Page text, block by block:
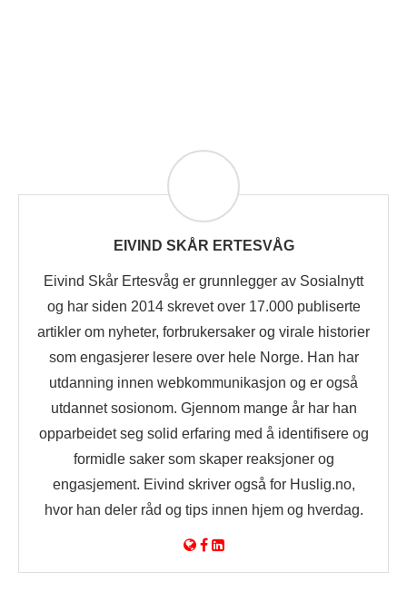
EIVIND SKÅR ERTESVÅG
Eivind Skår Ertesvåg er grunnlegger av Sosialnytt
og har siden 2014 skrevet over 17.000 publiserte
artikler om nyheter, forbrukersaker og virale historier
som engasjerer lesere over hele Norge. Han har
utdanning innen webkommunikasjon og er også
utdannet sosionom. Gjennom mange år har han
opparbeidet seg solid erfaring med å identifisere og
formidle saker som skaper reaksjoner og
engasjement. Eivind skriver også for Huslig.no,
hvor han deler råd og tips innen hjem og hverdag.